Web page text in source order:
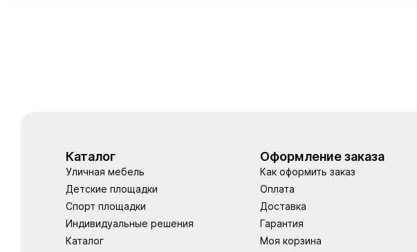
Каталог
Уличная мебель
Детские площадки
Спорт площадки
Индивидуальные решения
Каталог
Оформление заказа
Как оформить заказ
Оплата
Доставка
Гарантия
Моя корзина